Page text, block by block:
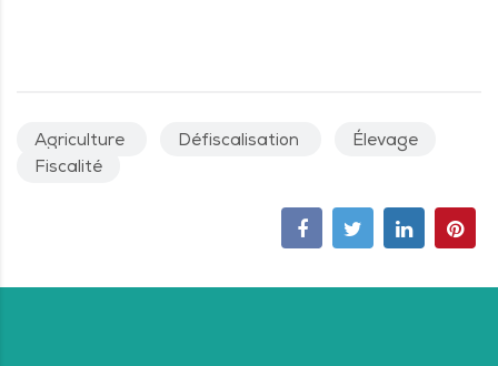
Agriculture Défiscalisation
Élevage
Fiscalité